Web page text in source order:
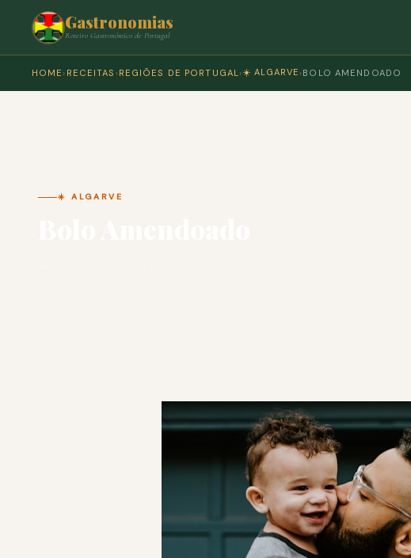
Gastronomias
Roteiro Gastronómico de Portugal
HOME › RECEITAS › REGIÕES DE PORTUGAL› ☀️ ALGARVE › BOLO AMENDOADO
☀️ ALGARVE